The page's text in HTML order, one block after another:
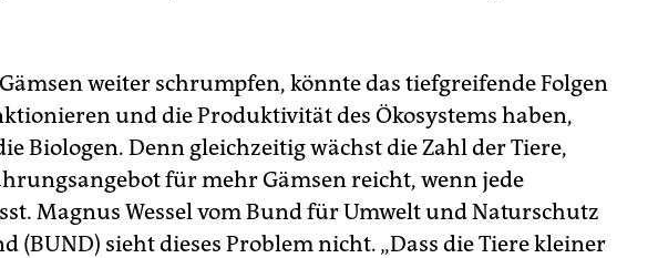
weiter schrumpfen, könnte das tiefgreifende Folgen
und die Produktivität des Ökosystems haben,
Biologen. Denn gleichzeitig wächst die Zahl der Tiere,
für mehr Gämsen reicht, wenn jede
Magnus Wessel vom Bund für Umwelt und Naturschutz
(BUND) sieht dieses Problem nicht. „Dass die Tiere kleiner